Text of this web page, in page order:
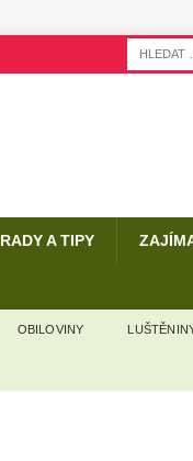
RADY A TIPY
OBILOVINY